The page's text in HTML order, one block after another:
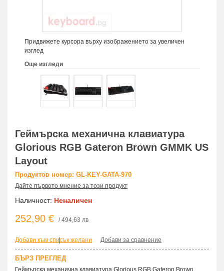
Придвижете курсора върху изображението за увеличен
изглед
Още изгледи
Геймърска механична клавиатура
Glorious RGB Gateron Brown GMMK US
Layout
Продуктов номер: GL-KEY-GATA-970
Дайте първото мнение за този продукт
Наличност: Неналичен
252,90 € / 494,63 лв
Добави към списък желани
| Добави за сравнение
БЪРЗ ПРЕГЛЕД
Геймърска механична клавиатура Glorious RGB Gateron Brown